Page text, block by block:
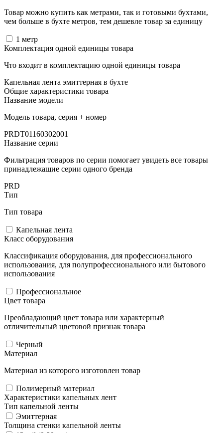
Товар можно купить как метрами, так и готовыми бухтами,
чем больше в бухте метров, тем дешевле товар за единицу
1 метр
Комплектация одной единицы товара
Что входит в комплектацию одной единицы товара
Капельная лента эмиттерная в бухте
Общие характеристики товара
Название модели
Модель товара, серия + номер
PRDT01160302001
Название серии
Фильтрация товаров по серии помогает увидеть все товары
принадлежащие серии одного бренда
PRD
Тип
Тип товара
Капельная лента
Класс оборудования
Классификация оборудования, для профессионального
использования, для полупрофессионального или бытового
использования
Профессиональное
Цвет товара
Преобладающий цвет товара или характерный
отличительный цветовой признак товара
Черный
Материал
Материал из которого изготовлен товар
Полимерный материал
Характеристики капельных лент
Тип капельной ленты
Эмиттерная
Толщина стенки капельной ленты